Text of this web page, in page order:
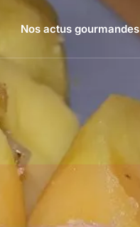
Nos actus gourmandes